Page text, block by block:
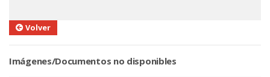
Volver
Imágenes/Documentos no disponibles